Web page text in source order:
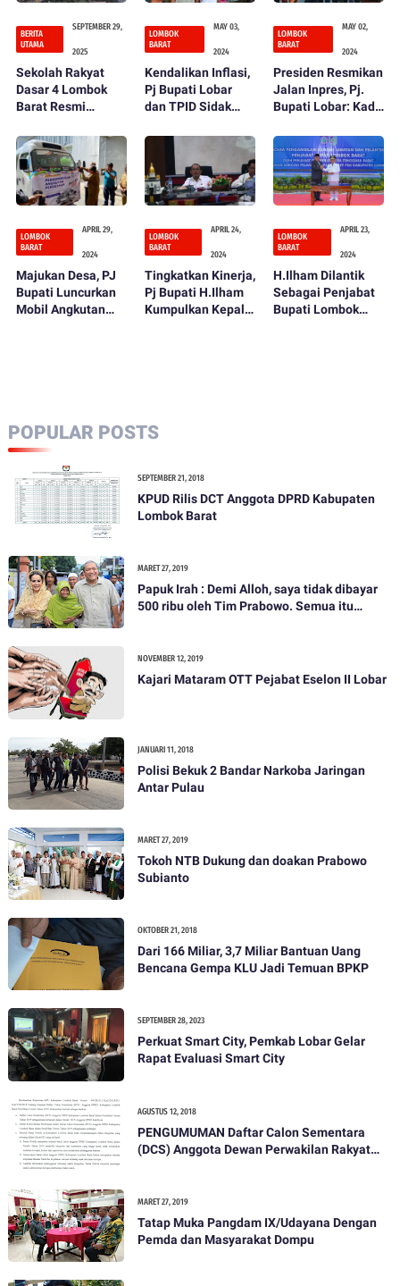
BERITA
UTAMA
SEPTEMBER 29,
2025
Sekolah Rakyat
Dasar 4 Lombok
Barat Resmi
Tegaskan
Komitmen Perluas
Akses Pendidikan
LOMBOK
BARAT
MAY 03,
2024
Kendalikan Inflasi,
Pj Bupati Lobar
dan TPID Sidak
LOMBOK
BARAT
MAY 02,
2024
Presiden Resmikan
Jalan Inpres, Pj.
Bupati Lobar: Kado
66 Lombok Barat
LOMBOK
BARAT
APRIL 29,
2024
Majukan Desa, PJ
Bupati Luncurkan
Mobil Angkutan
LOMBOK
BARAT
APRIL 24,
2024
Tingkatkan Kinerja,
Pj Bupati H.Ilham
Kumpulkan Kepala
LOMBOK
BARAT
APRIL 23,
2024
H.Ilham Dilantik
Sebagai Penjabat
Bupati Lombok
POPULAR POSTS
SEPTEMBER 21, 2018
KPUD Rilis DCT Anggota DPRD Kabupaten
Lombok Barat
MARET 27, 2019
Papuk Irah : Demi Alloh, saya tidak dibayar
500 ribu oleh Tim Prabowo. Semua itu
NOVEMBER 12, 2019
Kajari Mataram OTT Pejabat Eselon II Lobar
JANUARI 11, 2018
Polisi Bekuk 2 Bandar Narkoba Jaringan
Antar Pulau
MARET 27, 2019
Tokoh NTB Dukung dan doakan Prabowo
Subianto
OKTOBER 21, 2018
Dari 166 Miliar, 3,7 Miliar Bantuan Uang
Bencana Gempa KLU Jadi Temuan BPKP
SEPTEMBER 28, 2023
Perkuat Smart City, Pemkab Lobar Gelar
Rapat Evaluasi Smart City
AGUSTUS 12, 2018
PENGUMUMAN Daftar Calon Sementara
(DCS) Anggota Dewan Perwakilan Rakyat
MARET 27, 2019
Tatap Muka Pangdam IX/Udayana Dengan
Pemda dan Masyarakat Dompu